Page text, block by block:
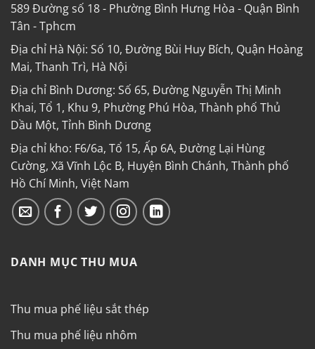
589 Đường số 18 - Phường Bình Hưng Hòa - Quận Bình
Tân - Tphcm
Địa chỉ Hà Nội: Số 10, Đường Bùi Huy Bích, Quận Hoàng
Mai, Thanh Trì, Hà Nội
Địa chỉ Bình Dương: Số 65, Đường Nguyễn Thị Minh
Khai, Tổ 1, Khu 9, Phường Phú Hòa, Thành phố Thủ
Dầu Một, Tỉnh Bình Dương
Địa chỉ kho: F6/6a, Tổ 15, Ấp 6A, Đường Lại Hùng
Cường, Xã Vĩnh Lộc B, Huyện Bình Chánh, Thành phố
Hồ Chí Minh, Việt Nam
DANH MỤC THU MUA
Thu mua phế liệu sắt thép
Thu mua phế liệu nhôm